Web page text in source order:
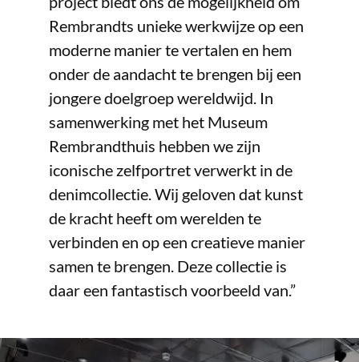
Rembrandts unieke werkwijze op een
moderne manier te vertalen en hem
onder de aandacht te brengen bij een
jongere doelgroep wereldwijd. In
samenwerking met het Museum
Rembrandthuis hebben we zijn
iconische zelfportret verwerkt in de
denimcollectie. Wij geloven dat kunst
de kracht heeft om werelden te
verbinden en op een creatieve manier
samen te brengen. Deze collectie is
daar een fantastisch voorbeeld van.”